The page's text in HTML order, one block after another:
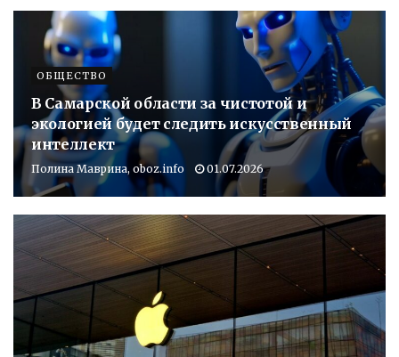
ОБЩЕСТВО
В Самарской области за чистотой и
экологией будет следить искусственный
интеллект
Полина Маврина, oboz.info 01.07.2026